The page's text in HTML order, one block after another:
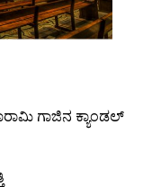
ಗಾಜಿನ ಕ್ಯಾಂಡಲ್